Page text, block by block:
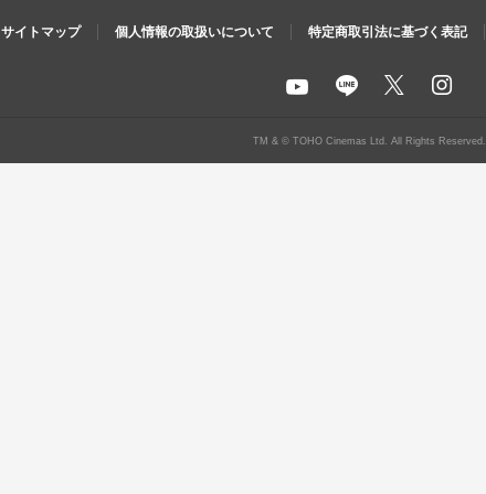
サイトマップ 個人情報の取扱いについて 特定商取引法に基づく表記
u
t
u
e
t
TM & © TOHO Cinemas Ltd. All Rights Reserved.